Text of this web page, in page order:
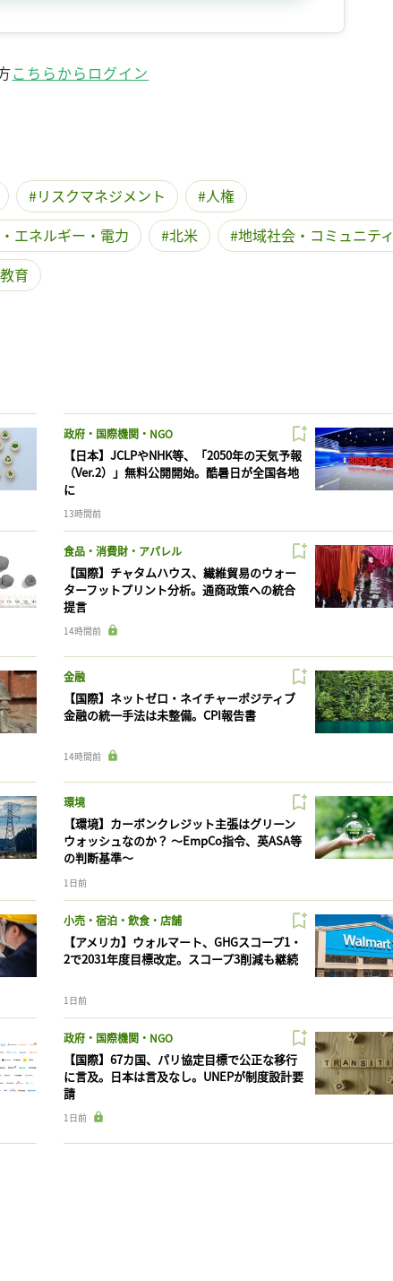
こちらからログイン
リスクマネジメント
人権
エネルギー・電力 北米
地域社会・コミュニティ
育
政府・国際機関・NGO
【日本】JCLPやNHK等、「2050年の天気予報
（Ver.2）」無料公開開始。酷暑日が全国各地
に
13時間前
食品・消費財・アパレル
【国際】チャタムハウス、繊維貿易のウォー
ターフットプリント分析。通商政策への統合
提言
14時間前
金融
【国際】ネットゼロ・ネイチャーポジティブ
金融の統一手法は未整備。CPI報告書
14時間前
環境
【環境】カーボンクレジット主張はグリーン
ウォッシュなのか？ 〜EmpCo指令、英ASA等
の判断基準〜
1日前
小売・宿泊・飲食・店舗
【アメリカ】ウォルマート、GHGスコープ1・
2で2031年度目標改定。スコープ3削減も継続
1日前
政府・国際機関・NGO
【国際】67カ国、パリ協定目標で公正な移行
に言及。日本は言及なし。UNEPが制度設計要
請
1日前